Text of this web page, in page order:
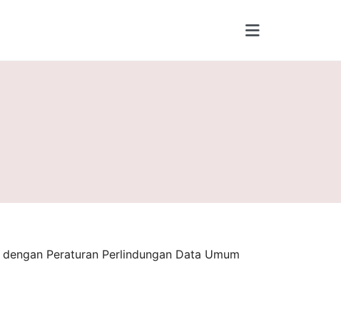
Peraturan Perlindungan Data Umum